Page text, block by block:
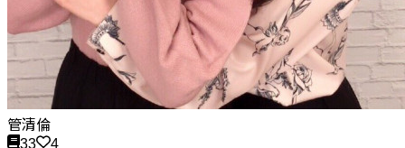
管清倫
33
4